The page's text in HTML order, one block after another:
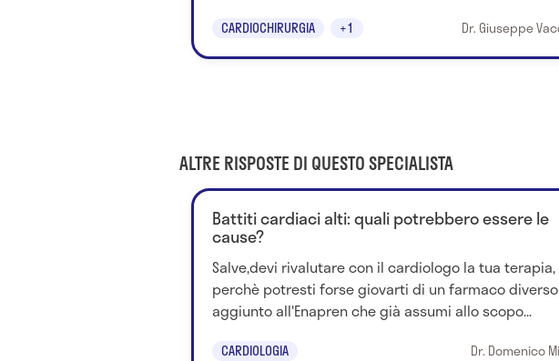
CARDIOCHIRURGIA +1 Dr. Giuseppe
ALTRE RISPOSTE DI QUESTO SPECIALISTA
Battiti cardiaci alti: quali potrebbero essere le
cause?
Salve,devi rivalutare con il cardiologo la tua terapia,
perchè potresti forse giovarti di un farmaco
aggiunto all'Enapren che già assumi allo scopo...
CARDIOLOGIA Dr. Domenico